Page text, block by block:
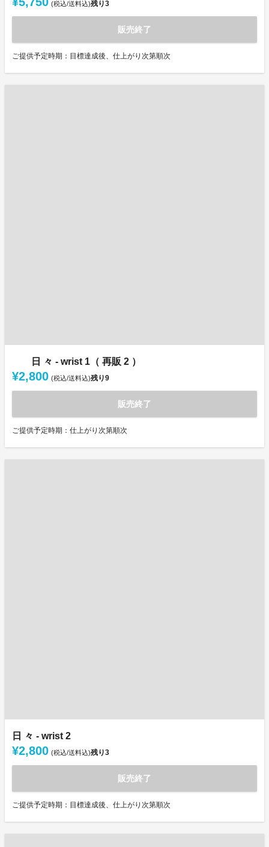
(税込/送料込)残り3
販売終了
ご提供予定時期：目標達成後、仕上がり次第順次
日 々 - wrist 1（ 再販 2 ）
¥2,800 (税込/送料込)残り9
販売終了
ご提供予定時期：仕上がり次第順次
日 々 - wrist 2
¥2,800 (税込/送料込)残り3
販売終了
ご提供予定時期：目標達成後、仕上がり次第順次